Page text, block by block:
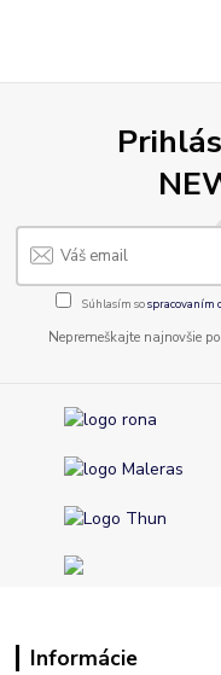
Súhlasím sospracovaním
Nepremeškajte najnovšie
Informácie